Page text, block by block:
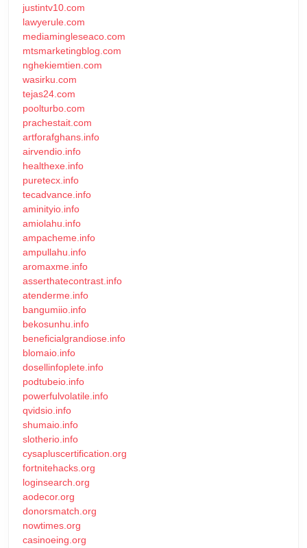
justintv10.com
lawyerule.com
mediamingleseaco.com
mtsmarketingblog.com
nghekiemtien.com
wasirku.com
tejas24.com
poolturbo.com
prachestait.com
artforafghans.info
airvendio.info
healthexe.info
puretecx.info
tecadvance.info
aminityio.info
amiolahu.info
ampacheme.info
ampullahu.info
aromaxme.info
asserthatecontrast.info
atenderme.info
bangumiio.info
bekosunhu.info
beneficialgrandiose.info
blomaio.info
dosellinfoplete.info
podtubeio.info
powerfulvolatile.info
qvidsio.info
shumaio.info
slotherio.info
cysapluscertification.org
fortnitehacks.org
loginsearch.org
aodecor.org
donorsmatch.org
nowtimes.org
casinoeing.org